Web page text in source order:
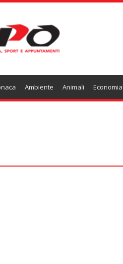
Ambiente Animali Economia